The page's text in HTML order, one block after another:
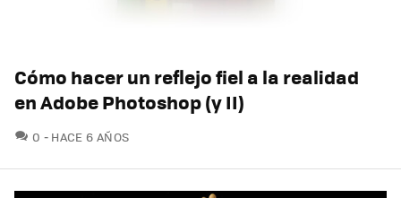
Cómo hacer un reflejo fiel a la realidad
en Adobe Photoshop (y II)
0 COMENTARIOS
HACE 6 AÑOS